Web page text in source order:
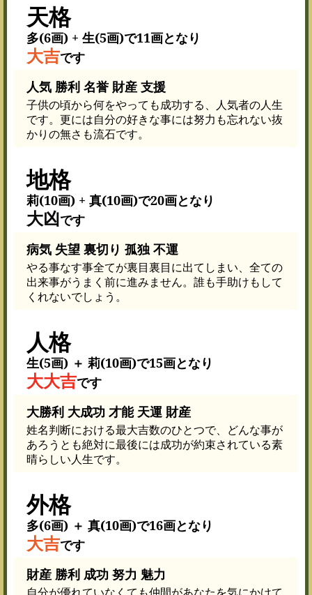
天格
多(6画) + 生(5画)で11画となり
大吉です
人気 勝利 名誉 財産 支援
子供の頃から何をやっても成功する、人気者の人生
です。更には自分の好きな事には努力も忘れない抜
かりの無さも流石です。
地格
莉(10画) + 真(10画)で20画となり
大凶です
病気 失望 裏切り 孤独 不運
やる事なす事全てが裏目裏目に出てしまい、全ての
出来事がうまく前に進みません。誰も手助けもして
くれないでしょう。
人格
生(5画) ＋ 莉(10画)で15画となり
大大吉です
大勝利 大成功 才能 天運 財産
姓名判断における最大吉数のひとつで、どんな事が
あろうとも絶対に最後には成功が約束されている素
晴らしい人生です。
外格
多(6画) ＋ 真(10画)で16画となり
大吉です
財産 勝利 成功 努力 魅力